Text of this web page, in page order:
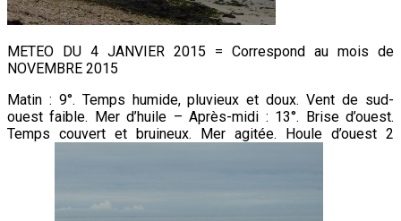
METEO DU 4 JANVIER 2015 = Correspond au mois de
NOVEMBRE 2015
Matin : 9°. Temps humide, pluvieux et doux. Vent de sud-
ouest faible. Mer d’huile – Après-midi : 13°. Brise d’ouest.
Temps couvert et bruineux. Mer agitée. Houle d’ouest 2